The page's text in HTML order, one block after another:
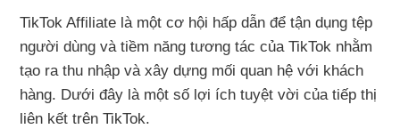
TikTok Affiliate là một cơ hội hấp dẫn để tận dụng tệp
người dùng và tiềm năng tương tác của TikTok nhằm
tạo ra thu nhập và xây dựng mối quan hệ với khách
hàng. Dưới đây là một số lợi ích tuyệt vời của tiếp thị
liên kết trên TikTok.